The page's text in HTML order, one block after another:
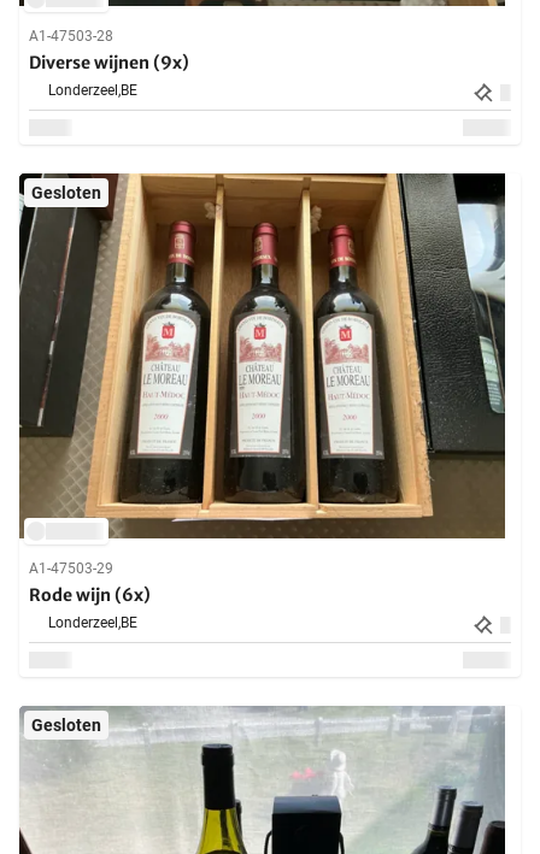
A1-47503-28
Diverse wijnen (9x)
Londerzeel,BE
Gesloten
A1-47503-29
Rode wijn (6x)
Londerzeel,BE
Gesloten